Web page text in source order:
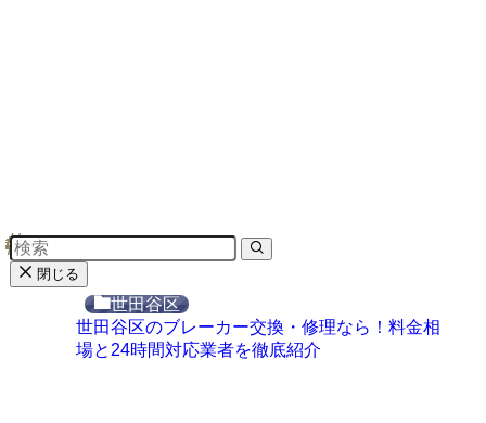
世田谷区
世田谷区のブレーカー交換・修理なら！料金相
場と24時間対応業者を徹底紹介
閉じる